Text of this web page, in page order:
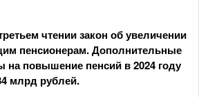
чтении закон об увеличении
пенсионерам. Дополнительные
повышение пенсий в 2024 году
млрд рублей.